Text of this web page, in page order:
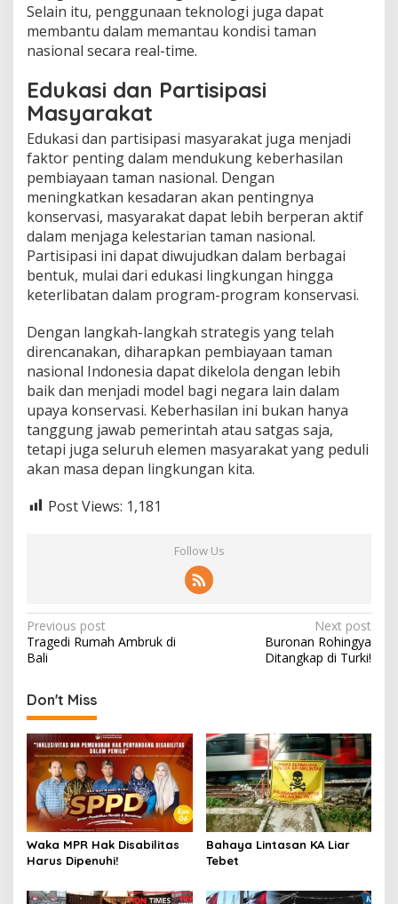
Selain itu, penggunaan teknologi juga dapat
membantu dalam memantau kondisi taman
nasional secara real-time.
Edukasi dan Partisipasi
Masyarakat
Edukasi dan partisipasi masyarakat juga menjadi
faktor penting dalam mendukung keberhasilan
pembiayaan taman nasional. Dengan
meningkatkan kesadaran akan pentingnya
konservasi, masyarakat dapat lebih berperan aktif
dalam menjaga kelestarian taman nasional.
Partisipasi ini dapat diwujudkan dalam berbagai
bentuk, mulai dari edukasi lingkungan hingga
keterlibatan dalam program-program konservasi.
Dengan langkah-langkah strategis yang telah
direncanakan, diharapkan pembiayaan taman
nasional Indonesia dapat dikelola dengan lebih
baik dan menjadi model bagi negara lain dalam
upaya konservasi. Keberhasilan ini bukan hanya
tanggung jawab pemerintah atau satgas saja,
tetapi juga seluruh elemen masyarakat yang peduli
akan masa depan lingkungan kita.
Post Views: 1,181
Follow Us
Post
navigation
Previous post
Tragedi Rumah Ambruk di
Bali
Next post
Buronan Rohingya
Ditangkap di Turki!
Don't Miss
Waka MPR Hak Disabilitas
Harus Dipenuhi!
Bahaya Lintasan KA Liar
Tebet